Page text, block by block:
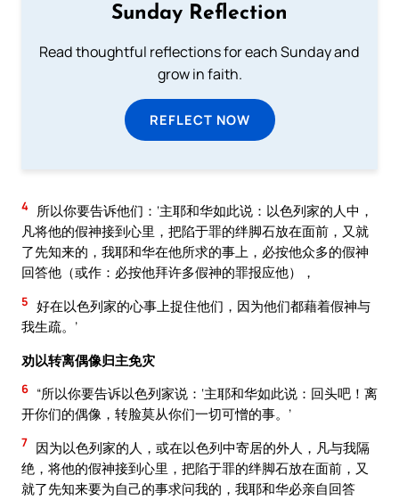
Sunday Reflection
Read thoughtful reflections for each Sunday and
grow in faith.
REFLECT NOW
4 所以你要告诉他们：‘主耶和华如此说：以色列家的人中，
凡将他的假神接到心里，把陷于罪的绊脚石放在面前，又就
了先知来的，我耶和华在他所求的事上，必按他众多的假神
回答他（或作：必按他拜许多假神的罪报应他），
5 好在以色列家的心事上捉住他们，因为他们都藉着假神与
我生疏。’
劝以转离偶像归主免灾
6 “所以你要告诉以色列家说：‘主耶和华如此说：回头吧！离
开你们的偶像，转脸莫从你们一切可憎的事。’
7 因为以色列家的人，或在以色列中寄居的外人，凡与我隔
绝，将他的假神接到心里，把陷于罪的绊脚石放在面前，又
就了先知来要为自己的事求问我的，我耶和华必亲自回答